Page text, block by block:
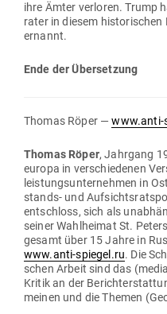
ihre Ämter ver­loren. Trump
rater in diesem his­to­ri­schen
ernannt.
Ende der Übersetzung
Thomas Röper —www.anti-
Thomas Röper, Jahrgang
europa in ver­schie­denen
leis­tungs­un­ter­nehmen in
stands- und
ent­schloss, sich als
seiner Wahl­heimat St.
gesamt über 15 Jahre in
www.anti-spiegel.ru. Die
schen Arbeit sind das
Kritik an der
meinen und die Themen